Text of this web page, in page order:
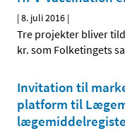
|8. juli 2016 |
Tre projekter bliver
kr. som Folketingets
Invitation til
platform til